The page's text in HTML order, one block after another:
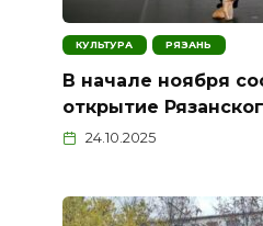
КУЛЬТУРА РЯЗАНЬ
В начале ноября
открытие
24.10.2025